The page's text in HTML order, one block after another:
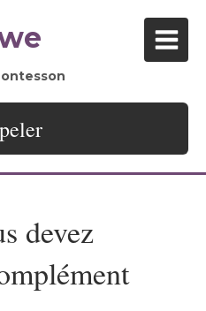
devez